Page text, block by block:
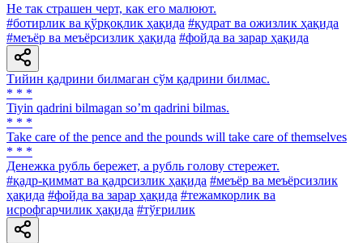
He так страшен черт, как его малюют.
#ботирлик ва қўрқоқлик ҳақида #қудрат ва ожизлик ҳақида
#меъёр ва меъёрсизлик ҳақида #фойда ва зарар ҳақида
Тийин қадрини билмаган сўм қадрини билмас.
* * *
Tiyin qadrini bilmagan soʼm qadrini bilmas.
* * *
Take care of the pence and the pounds will take care of themselves
* * *
Денежка рубль бережет, а рубль голову стережет.
#қадр-қиммат ва қадрсизлик ҳақида #меъёр ва меъёрсизлик
ҳақида #фойда ва зарар ҳақида #тежамкорлик ва
исрофгарчилик ҳақида #тўғрилик